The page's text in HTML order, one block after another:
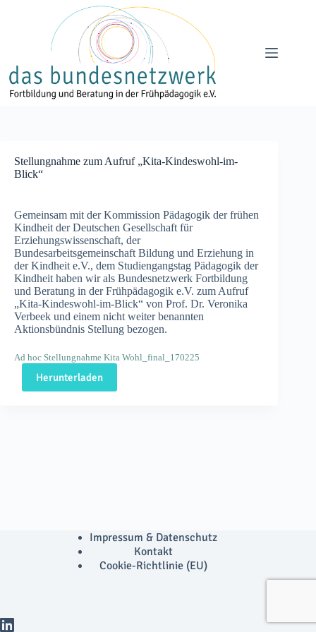
Stellungnahme zum Aufruf „Kita-Kindeswohl-im-
Blick“
Gemeinsam mit der Kommission Pädagogik der frühen
Kindheit der Deutschen Gesellschaft für
Erziehungswissenschaft, der
Bundesarbeitsgemeinschaft Bildung und Erziehung in
der Kindheit e.V., dem Studiengangstag Pädagogik der
Kindheit haben wir als Bundesnetzwerk Fortbildung
und Beratung in der Frühpädagogik e.V. zum Aufruf
„Kita-Kindeswohl-im-Blick“ von Prof. Dr. Veronika
Verbeek und einem nicht weiter benannten
Aktionsbündnis Stellung bezogen.
Ad hoc Stellungnahme Kita Wohl_final_170225
Herunterladen
Impressum & Datenschutz
Kontakt
Cookie-Richtlinie (EU)